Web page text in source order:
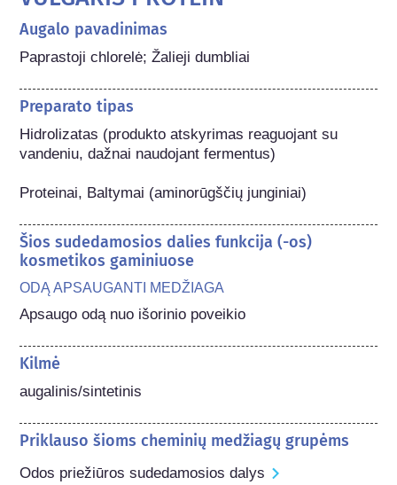
Augalo pavadinimas
Paprastoji chlorelė; Žalieji dumbliai
Preparato tipas
Hidrolizatas (produkto atskyrimas reaguojant su
vandeniu, dažnai naudojant fermentus)
Proteinai, Baltymai (aminorūgščių junginiai)
Šios sudedamosios dalies funkcija (-os)
kosmetikos gaminiuose
ODĄ APSAUGANTI MEDŽIAGA
Apsaugo odą nuo išorinio poveikio
Kilmė
augalinis/sintetinis
Priklauso šioms cheminių medžiagų grupėms
Odos priežiūros sudedamosios dalys